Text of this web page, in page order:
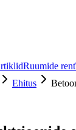
Ruumide rent
Ehitus